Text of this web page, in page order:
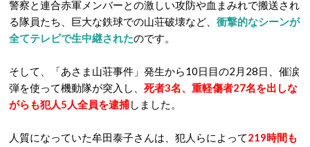
警察と連合赤軍メンバーとの激しい攻防や血まみれで搬送され
る隊員たち、巨大な鉄球での山荘破壊など、 衝撃的なシーンが
全てテレビで生中継されたのです。
そして、「あさま山荘事件」発生から10日目の2月28日、催涙
弾を使って機動隊が突入し、 死者3名、重軽傷者27名を出しな
がらも犯人5人全員を逮捕しました。
人質になっていた牟田泰子さんは、犯人らによって219時間も